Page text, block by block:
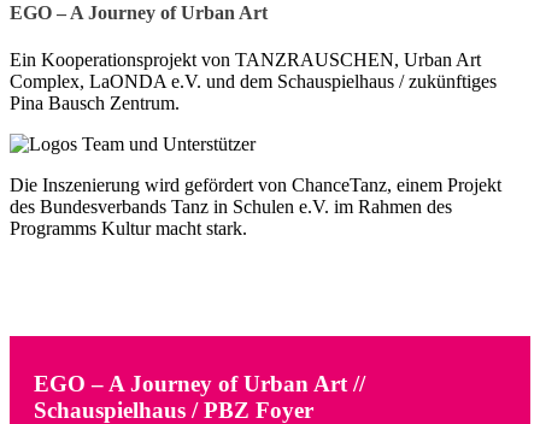
EGO – A Journey of Urban Art
Ein Kooperationsprojekt von TANZRAUSCHEN, Urban Art
Complex, LaONDA e.V. und dem Schauspielhaus / zukünftiges
Pina Bausch Zentrum.
Die Inszenierung wird gefördert von ChanceTanz, einem Projekt
des Bundesverbands Tanz in Schulen e.V. im Rahmen des
Programms Kultur macht stark.
EGO – A Journey of Urban Art //
Schauspielhaus / PBZ Foyer